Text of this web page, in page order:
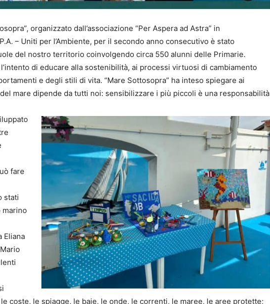
organizzato dall’associazione “Per Aspera ad Astra” in
– Uniti per l’Ambiente, per il secondo anno consecutivo è stato
del nostro territorio coinvolgendo circa 550 alunni delle Primarie.
di educare alla sostenibilità, ai processi virtuosi di cambiamento
e degli stili di vita. “Mare Sottosopra” ha inteso spiegare ai
mare dipende da tutti noi: sensibilizzare i più piccoli è una responsabilità
fare
stati
Eliana
coste, le spiagge, le baie, le onde, le correnti, le maree, le aree protette;